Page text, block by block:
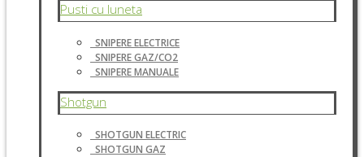
Pusti cu luneta
SNIPERE ELECTRICE
SNIPERE GAZ/CO2
SNIPERE MANUALE
Shotgun
SHOTGUN ELECTRIC
SHOTGUN GAZ